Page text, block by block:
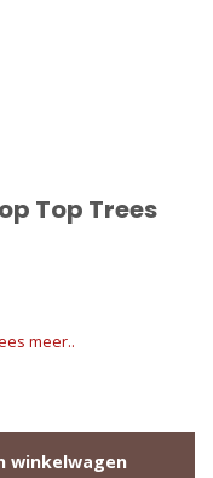
Top Trees
meer..
winkelwagen